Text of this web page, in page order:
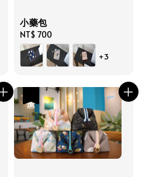
小藥包
Regular
price
NT$ 700
+3